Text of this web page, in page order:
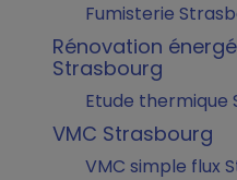
Fumisterie
Rénovation
Strasbourg
Etude thermique
VMC Strasbourg
VMC simple flux